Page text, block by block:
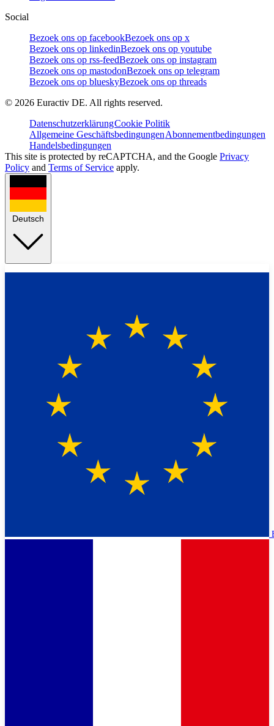
Social
Bezoek ons op facebookBezoek ons op x
Bezoek ons op linkedinBezoek ons op youtube
Bezoek ons op rss-feedBezoek ons op instagram
Bezoek ons op mastodonBezoek ons op telegram
Bezoek ons op blueskyBezoek ons op threads
© 2026 Euractiv DE. All rights reserved.
DatenschutzerklärungCookie Politik
Allgemeine GeschäftsbedingungenAbonnementbedingungen
Handelsbedingungen
This site is protected by reCAPTCHA, and the Google Privacy
Policy and Terms of Service apply.
Deutsch